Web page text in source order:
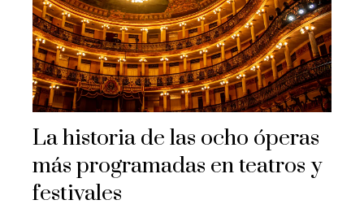
La historia de las ocho óperas
más programadas en teatros y
festivales